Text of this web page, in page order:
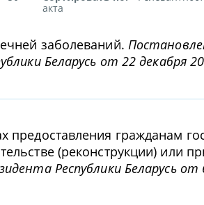
акта
заболеваний.
Беларусь от 22 декабря
предоставления гражданам
(реконструкции) или
Республики Беларусь